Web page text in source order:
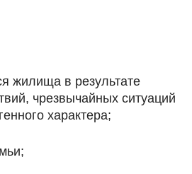
жилища в результате
чрезвычайных ситуаций
характера;